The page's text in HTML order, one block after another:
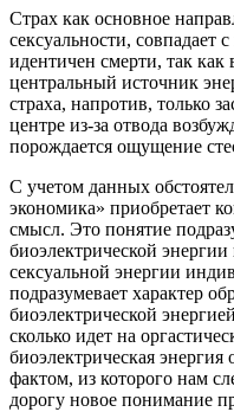
Страх как основное
сексуальности, совпадает
идентичен смерти, так как
центральный источник
страха, напротив, только
центре из-за отвода
порождается ощущение
С учетом данных
экономика» приобретает
смысл. Это понятие
биоэлектрической
сексуальной энергии
подразумевает характер
биоэлектрической
сколько идет на
биоэлектрическая
фактом, из которого нам
дорогу новое понимание